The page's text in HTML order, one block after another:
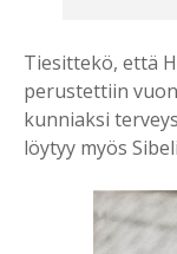
Tiesittekö, että
perustettiin
kunniaksi
löytyy myös